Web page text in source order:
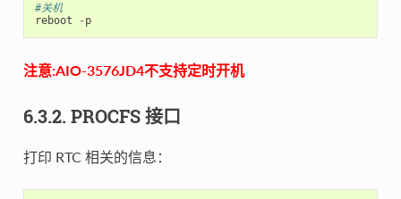
#关机
reboot
- p
注意:AIO-3576JD4不支持定时开机
6.3.2. PROCFS 接口
打印 RTC 相关的信息：